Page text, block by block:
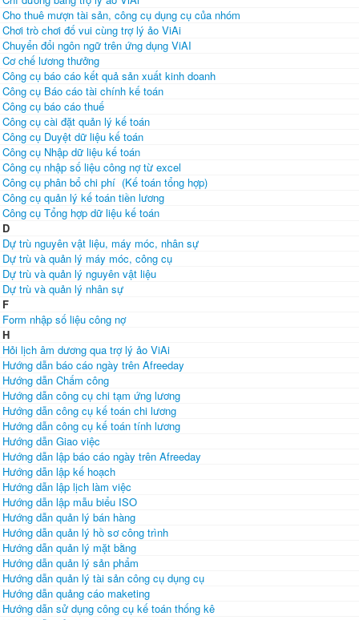
Cho thuê mượn tài sản, công cụ dụng cụ của nhóm
Chơi trò chơi đố vui cùng trợ lý ảo ViAi
Chuyển đổi ngôn ngữ trên ứng dụng ViAI
Cơ chế lương thưởng
Công cụ báo cáo kết quả sản xuất kinh doanh
Công cụ Báo cáo tài chính kế toán
Công cụ báo cáo thuế
Công cụ cài đặt quản lý kế toán
Công cụ Duyệt dữ liệu kế toán
Công cụ Nhập dữ liệu kế toán
Công cụ nhập số liệu công nợ từ excel
Công cụ phân bổ chi phí (Kế toán tổng hợp)
Công cụ quản lý kế toán tiền lương
Công cụ Tổng hợp dữ liệu kế toán
D
Dự trù nguyên vật liệu, máy móc, nhân sự
Dự trù và quản lý máy móc, công cụ
Dự trù và quản lý nguyên vật liệu
Dự trù và quản lý nhân sự
F
Form nhập số liệu công nợ
H
Hỏi lịch âm dương qua trợ lý ảo ViAi
Hướng dẫn báo cáo ngày trên Afreeday
Hướng dẫn Chấm công
Hướng dẫn công cụ chi tạm ứng lương
Hướng dẫn công cụ kế toán chi lương
Hướng dẫn công cụ kế toán tính lương
Hướng dẫn Giao việc
Hướng dẫn lập báo cáo ngày trên Afreeday
Hướng dẫn lập kế hoạch
Hướng dẫn lập lịch làm việc
Hướng dẫn lập mẫu biểu ISO
Hướng dẫn quản lý bán hàng
Hướng dẫn quản lý hồ sơ công trình
Hướng dẫn quản lý mặt bằng
Hướng dẫn quản lý sản phẩm
Hướng dẫn quản lý tài sản công cụ dụng cụ
Hướng dẫn quảng cáo maketing
Hướng dẫn sử dụng công cụ kế toán thống kê